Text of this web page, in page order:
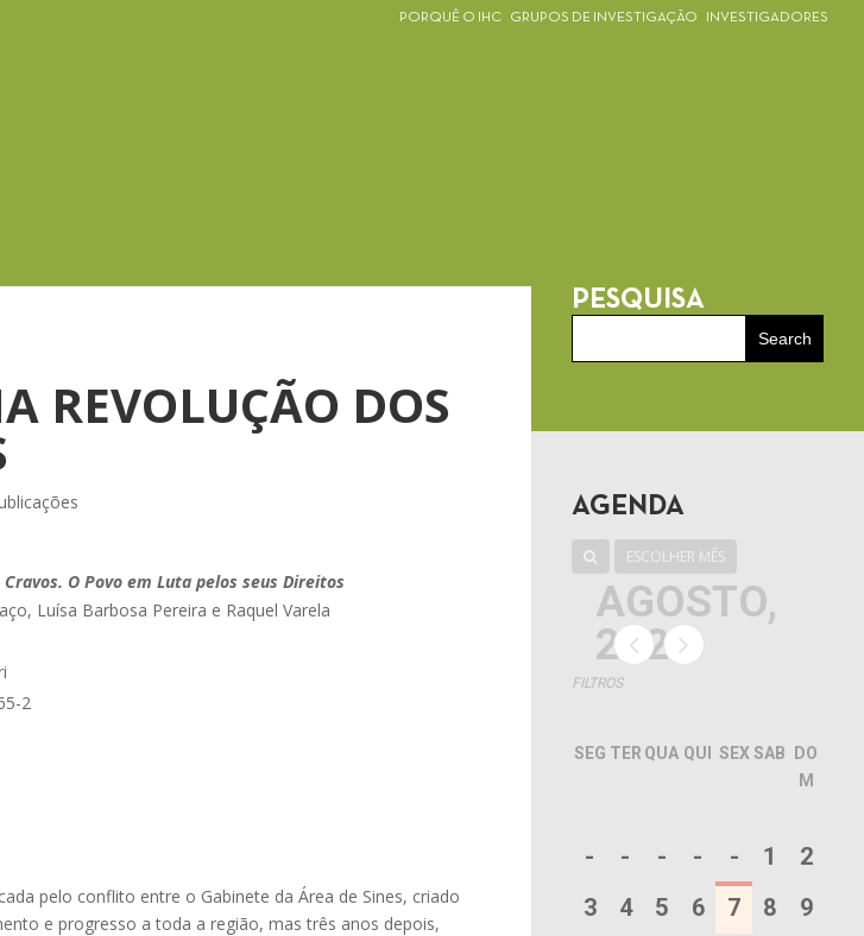
PORQUÊ O IHC GRUPOS DE INVESTIGAÇÃO INVESTIGADORES
REVOLUÇÃO DOS
O Povo em Luta pelos seus Direitos
Luísa Barbosa Pereira e Raquel Varela
2
pelo conflito entre o Gabinete da Área de Sines, criado
e progresso a toda a região, mas três anos depois,
PESQUISA
AGENDA
ESCOLHER MÊS
AGOSTO,
2026
FILTROS
SEG TER QUA QUI SEX SAB DO
M
- - - - - 1
2
3
4 5 6 7 8
9